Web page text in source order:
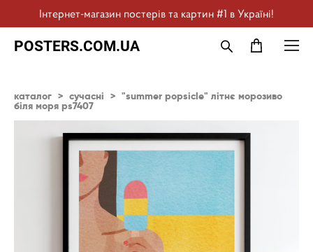
Інтернет-магазин постерів та картин #1 в Україні!
POSTERS.COM.UA
каталог > сучасні > "summer popsicle" літнє морозиво
біля моря ps7407